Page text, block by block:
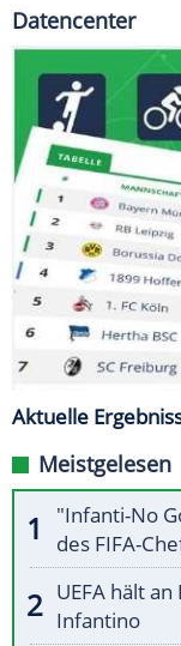
Datencenter
Aktuelle
Meistgelesen
"Infanti-No
des FIFA-
UEFA hält
Infantino